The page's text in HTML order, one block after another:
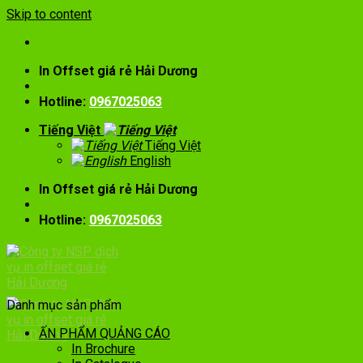
Skip to content
In Offset giá rẻ Hải Dương
Hotline: 0967025063
Tiếng Việt
Tiếng Việt
English
In Offset giá rẻ Hải Dương
Hotline: 0967025063
Danh mục sản phẩm
ẤN PHẨM QUẢNG CÁO
In Brochure